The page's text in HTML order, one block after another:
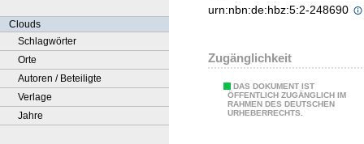
Clouds
Schlagwörter
Orte
Autoren / Beteiligte
Verlage
Jahre
urn:nbn:de:hbz:5:2-248690
Zugänglichkeit
DAS DOKUMENT IST
ÖFFENTLICH ZUGÄNGLICH IM
RAHMEN DES DEUTSCHEN
URHEBERRECHTS.